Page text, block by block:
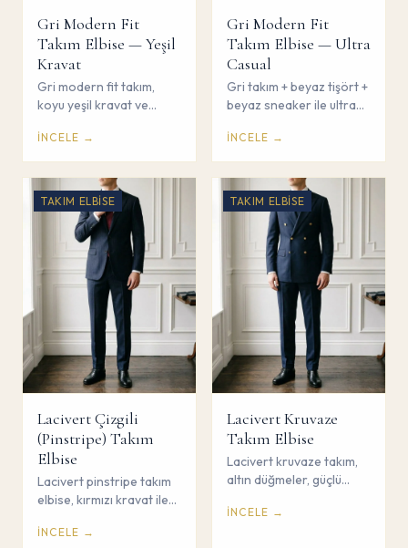
Gri Modern Fit
Takım Elbise — Yeşil
Kravat
Gri modern fit takım,
koyu yeşil kravat ve
sofistike kombin. Çorum
Savaş Giyim.
İNCELE →
Gri Modern Fit
Takım Elbise — Ultra
Casual
Gri takım + beyaz tişört +
beyaz sneaker ile ultra
Çorum Savaş Giyim.
İNCELE →
TAKIM ELBISE
Lacivert Çizgili
(Pinstripe) Takım
Elbise
Lacivert pinstripe takım
elbise, kırmızı kravat ile
Savaş Giyim.
İNCELE →
TAKIM ELBISE
Lacivert Kruvaze
Takım Elbise
Lacivert kruvaze takım,
altın düğmeler, güçlü
şıklık. Çorum Savaş
İNCELE →